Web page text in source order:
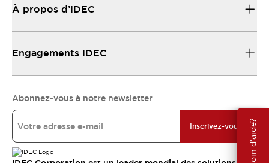
Besoin d'aide?
À propos d’IDEC
Engagements IDEC
Abonnez-vous à notre newsletter
Inscrivez-vous